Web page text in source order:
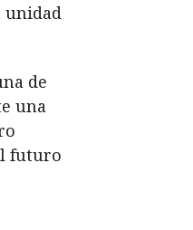
unidad
de
una
futuro